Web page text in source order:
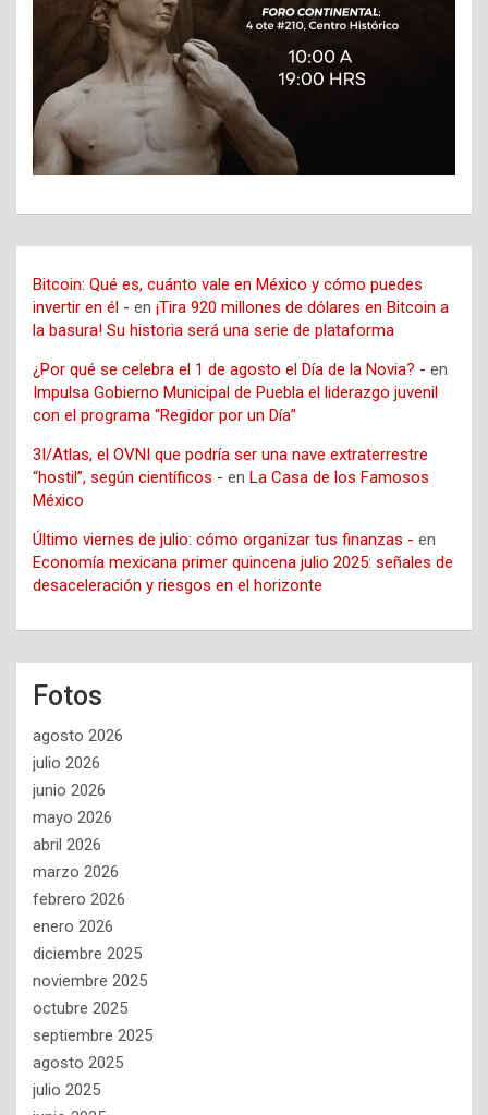
Bitcoin: Qué es, cuánto vale en México y cómo puedes
invertir en él - en ¡Tira 920 millones de dólares en Bitcoin a
la basura! Su historia será una serie de plataforma
¿Por qué se celebra el 1 de agosto el Día de la Novia? - en
Impulsa Gobierno Municipal de Puebla el liderazgo juvenil
con el programa “Regidor por un Día”
3I/Atlas, el OVNI que podría ser una nave extraterrestre
“hostil”, según científicos - en La Casa de los Famosos
México
Último viernes de julio: cómo organizar tus finanzas - en
Economía mexicana primer quincena julio 2025: señales de
desaceleración y riesgos en el horizonte
Fotos
agosto 2026
julio 2026
junio 2026
mayo 2026
abril 2026
marzo 2026
febrero 2026
enero 2026
diciembre 2025
noviembre 2025
octubre 2025
septiembre 2025
agosto 2025
julio 2025